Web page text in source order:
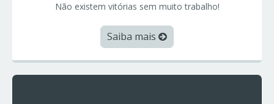
Não existem vitórias sem muito trabalho!
Saiba mais